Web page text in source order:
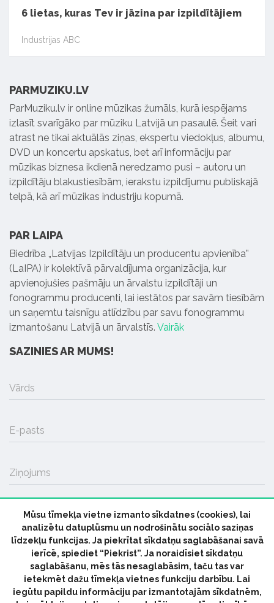
6 lietas, kuras Tev ir jāzina par izpildītājiem
Industrijas ABC
PARMUZIKU.LV
ParMuziku.lv ir online mūzikas žurnāls, kurā iespējams
izlasīt svarīgāko par mūziku Latvijā un pasaulē. Šeit vari
atrast ne tikai aktuālās ziņas, ekspertu viedokļus, albumu,
DVD un koncertu apskatus, bet arī informāciju par
mūzikas biznesa ikdienā neredzamo pusi – autoru un
izpildītāju blakustiesībām, ierakstu izpildījumu publiskajā
telpā, kā arī mūzikas industriju kopumā.
PAR LAIPA
Biedrība „Latvijas Izpildītāju un producentu apvienība”
(LaIPA) ir kolektīvā pārvaldījuma organizācija, kur
apvienojušies pašmāju un ārvalstu izpildītāji un
fonogrammu producenti, lai iestātos par savām tiesībām
un saņemtu taisnīgu atlīdzību par savu fonogrammu
izmantošanu Latvijā un ārvalstīs. Vairāk
SAZINIES AR MUMS!
Vārds
E-pasts
Ziņojums
SŪTĪT
© 2026 parmuziku.lv, visas tiesības paturētas
Mūsu tīmekļa vietne izmanto sīkdatnes (cookies), lai
analizētu datuplūsmu un nodrošinātu sociālo saziņas
līdzekļu funkcijas. Ja piekrītat sīkdatņu saglabāšanai savā
ierīcē, spiediet “Piekrist”. Ja noraidīsiet sīkdatņu
saglabāšanu, mēs tās nesaglabāsim, taču tas var
ietekmēt dažu tīmekļa vietnes funkciju darbību. Lai
iegūtu papildu informāciju par izmantotajām sīkdatnēm,